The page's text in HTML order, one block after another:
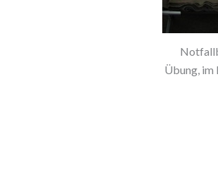
Übung, im